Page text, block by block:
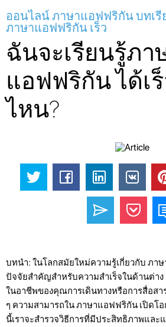
ออนไลน์ ภาษาแอฟฟริกัน บทเรี
ภาษาแอฟฟริกัน เร็ว
ฉันจะเรียนรู้ภา
แอฟฟริกัน ได้เ
ไหน?
บทนำ: ในโลกสมัยใหม่ความรู้เกี่ยวกับ ภา
ปัจจัยสำคัญสำหรับความสำเร็จในด้านต่าง
ในอาชีพของคุณการเดินทางหรือการสื่อส
ๆ ความสามารถใน ภาษาแอฟฟริกัน เปิดโ
นี้เราจะสำรวจวิธีการที่มีประสิทธิภาพและ